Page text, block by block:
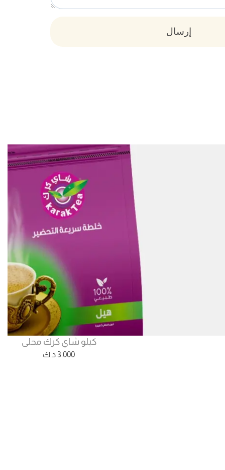
إرسال
كيلو شاي كرك محلى
3.000 د.ك